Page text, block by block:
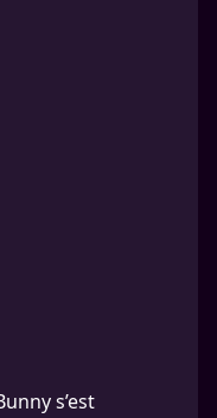
s’est